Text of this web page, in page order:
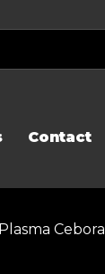
Contact
Cebora